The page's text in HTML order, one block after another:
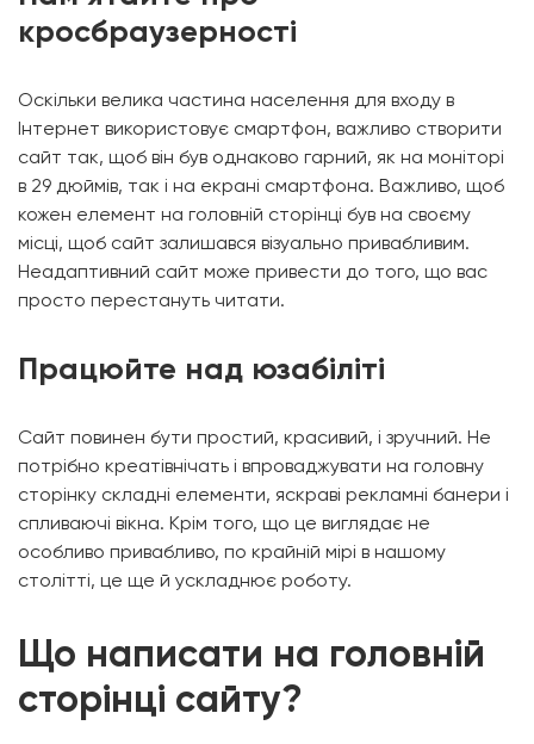
кросбраузерності
Оскільки велика частина населення для входу в
Інтернет використовує смартфон, важливо створити
сайт так, щоб він був однаково гарний, як на моніторі
в 29 дюймів, так і на екрані смартфона. Важливо, щоб
кожен елемент на головній сторінці був на своєму
місці, щоб сайт залишався візуально привабливим.
Неадаптивний сайт може привести до того, що вас
просто перестануть читати.
Працюйте над юзабіліті
Сайт повинен бути простий, красивий, і зручний. Не
потрібно креатівнічать і впроваджувати на головну
сторінку складні елементи, яскраві рекламні банери і
спливаючі вікна. Крім того, що це виглядає не
особливо привабливо, по крайній мірі в нашому
столітті, це ще й ускладнює роботу.
Що написати на головній
сторінці сайту?